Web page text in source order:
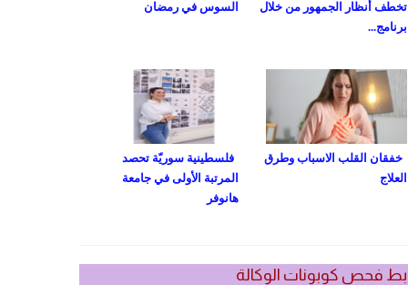
السوس في رمضان
تخطف أنظار الجمهور من خلال
برنامج...
فلسطينية سوريّة تحصد
المرتبة الأولى في جامعة
هانوفر
خفقان القلب الاسباب وطرق
العلاج
فحص كوبونات الوكالة